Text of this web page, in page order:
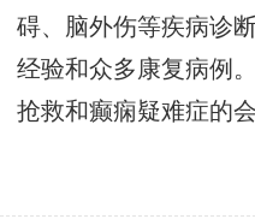
碍、脑外伤等疾病诊
经验和众多康复病例
抢救和癫痫疑难症的